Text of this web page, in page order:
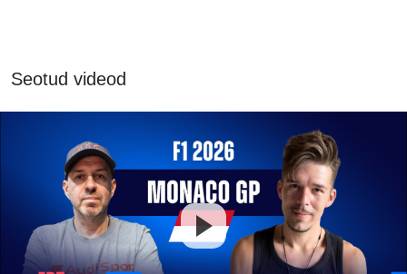
Seotud videod